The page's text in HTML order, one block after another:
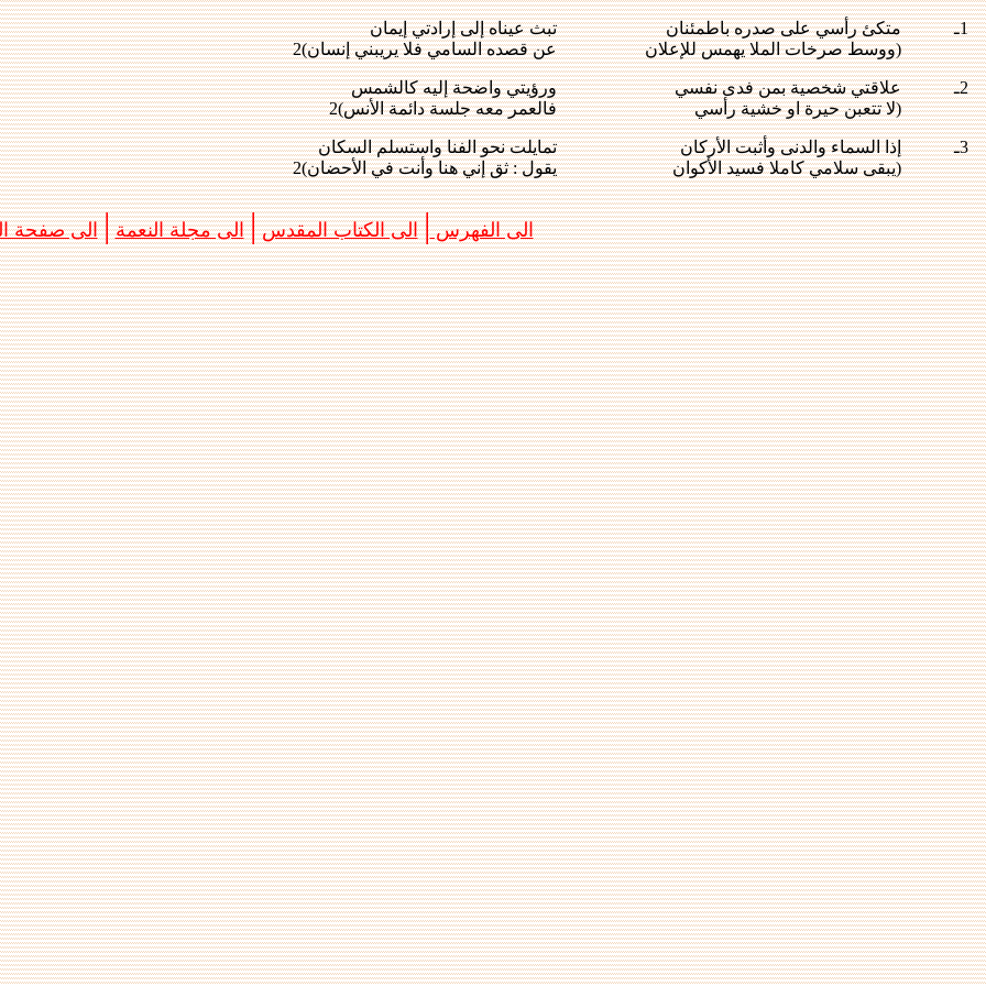
1ـ
متكئ رأسي على صدره باطمئنان
(ووسط صرخات الملا يهمس للإعلان
تبث عيناه إلى إرادتي إيمان
عن قصده السامي فلا يريبني إنسان)2
2ـ
علاقتي شخصية بمن فدى نفسي
(لا تتعبن حيرة او خشية رأسي
ورؤيتي واضحة إليه كالشمس
فالعمر معه جلسة دائمة الأنس)2
3ـ
إذا السماء والدنى وأثبت الأركان
(يبقى سلامي كاملا فسيد الأكوان
تمايلت نحو الفنا واستسلم السكان
يقول : ثق إني هنا وأنت في الأحضان)2
الى الفهرس| الى الكتاب المقدس | الى مجلة النعمة | الى صفحة